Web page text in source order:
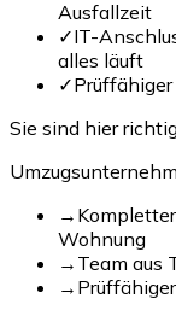
Ausfallzeit
✓IT-
alles läuft
✓
Sie sind hier
→
Wohnung
→ Team aus
→